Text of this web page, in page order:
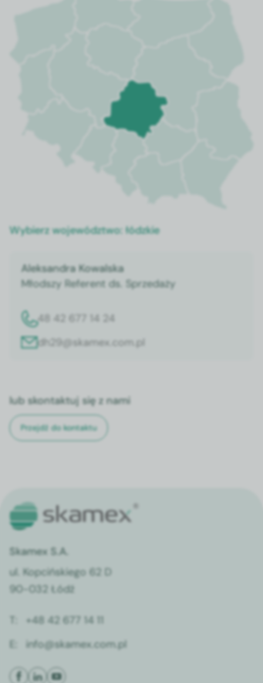
składzie i o fizycznej
zapewnia łatwe
nakładanie zarówno na
mankiet dopasowany
długością do rozmiaru
rękawicy chirurgicznej
zapobiega zsuwaniu się z
Wybierz województwo:łódzkie
Aleksandra Kowalska
Młodszy Referent ds. Sprzedaży
48 42 677 14 24
dh29@skamex.com.pl
lub skontaktuj się z nami
Przejdź do kontaktu
Skamex S.A.
ul. Kopcińskiego 62 D
90-032 Łódź
T:
+48 42 677 14 11
E:
info@skamex.com.pl